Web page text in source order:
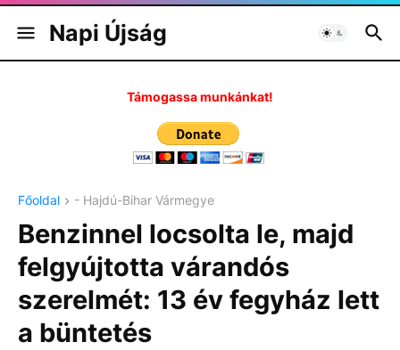
Napi Újság
Támogassa munkánkat!
Főoldal - Hajdú-Bihar Vármegye
Benzinnel locsolta le, majd
felgyújtotta várandós
szerelmét: 13 év fegyház lett
a büntetés